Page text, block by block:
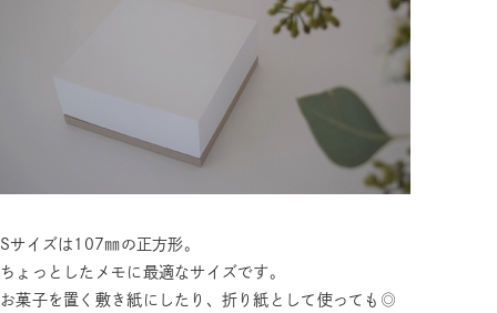
Sサイズは107㎜の正方形。
ちょっとしたメモに最適なサイズです。
お菓子を置く敷き紙にしたり、折り紙として使っても◎